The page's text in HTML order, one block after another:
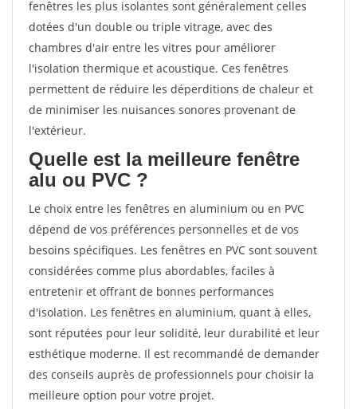
fenêtres les plus isolantes sont généralement celles
dotées d'un double ou triple vitrage, avec des
chambres d'air entre les vitres pour améliorer
l'isolation thermique et acoustique. Ces fenêtres
permettent de réduire les déperditions de chaleur et
de minimiser les nuisances sonores provenant de
l'extérieur.
Quelle est la meilleure fenêtre
alu ou PVC ?
Le choix entre les fenêtres en aluminium ou en PVC
dépend de vos préférences personnelles et de vos
besoins spécifiques. Les fenêtres en PVC sont souvent
considérées comme plus abordables, faciles à
entretenir et offrant de bonnes performances
d'isolation. Les fenêtres en aluminium, quant à elles,
sont réputées pour leur solidité, leur durabilité et leur
esthétique moderne. Il est recommandé de demander
des conseils auprès de professionnels pour choisir la
meilleure option pour votre projet.